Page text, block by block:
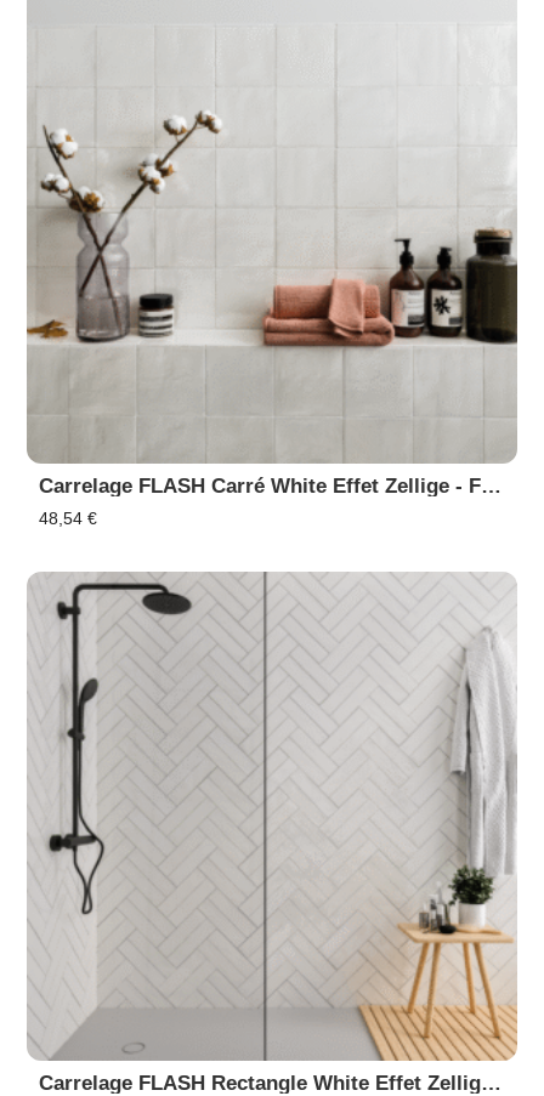
Carrelage FLASH Carré White Effet Zellige - Faïence Murale
48,54€
Carrelage FLASH Rectangle White Effet Zellige - Faïence Murale